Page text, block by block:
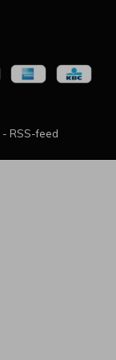
- RSS-feed